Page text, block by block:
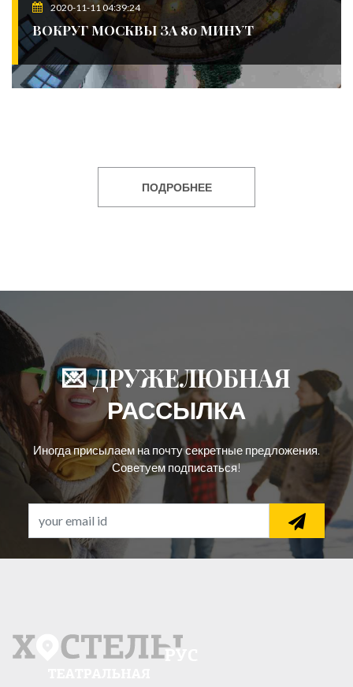
2020-11-11 04:39:24
ВОКРУГ МОСКВЫ ЗА 80 МИНУТ
ПОДРОБНЕЕ
💌 ДРУЖЕЛЮБНАЯ
РАССЫЛКА
Иногда присылаем на почту секретные предложения.
Советуем подписаться!